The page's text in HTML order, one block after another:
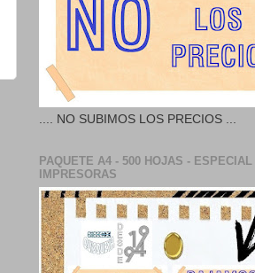
.... NO SUBIMOS LOS PRECIOS ...
PAQUETE A4 - 500 HOJAS - ESPECIAL
IMPRESORAS